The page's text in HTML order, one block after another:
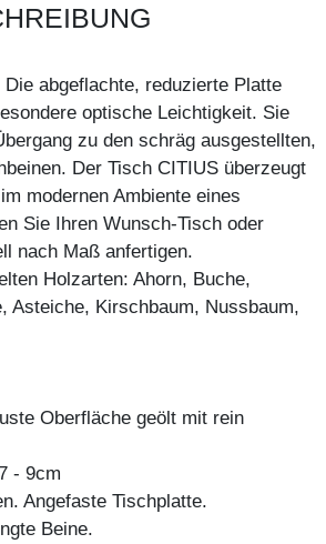
abgeflachte, reduzierte Platte
optische Leichtigkeit. Sie
zu den schräg ausgestellten,
Der Tisch CITIUS überzeugt
modernen Ambiente eines
Sie Ihren Wunsch-Tisch oder
nach Maß anfertigen.
Holzarten: Ahorn, Buche,
Asteiche, Kirschbaum, Nussbaum,
Oberfläche geölt mit rein
- 9cm
Angefaste Tischplatte.
Beine.